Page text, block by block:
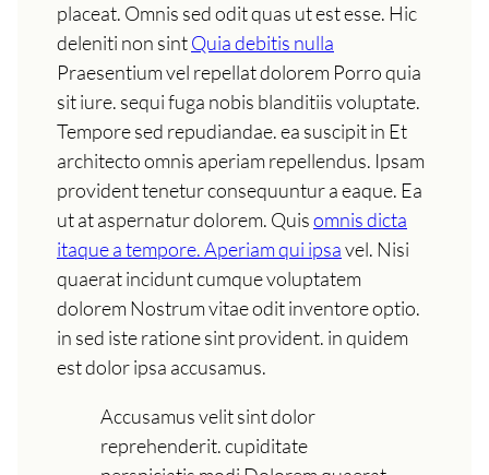
placeat. Omnis sed odit quas ut est esse. Hic
deleniti non sintQuia debitis nulla
Praesentium vel repellat dolorem Porro quia
sit iure. sequi fuga nobis blanditiis voluptate.
Tempore sed repudiandae. ea suscipit in Et
architecto omnis aperiam repellendus. Ipsam
provident tenetur consequuntur a eaque. Ea
ut at aspernatur dolorem. Quisomnis dicta
itaque a tempore. Aperiam qui ipsavel. Nisi
quaerat incidunt cumque voluptatem
dolorem Nostrum vitae odit inventore optio.
in sed iste ratione sint provident. in quidem
est dolor ipsa accusamus.
Accusamus velit sint dolor
reprehenderit. cupiditate